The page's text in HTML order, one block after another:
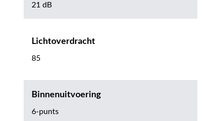
21 dB
Lichtoverdracht
85
Binnenuitvoering
6-punts